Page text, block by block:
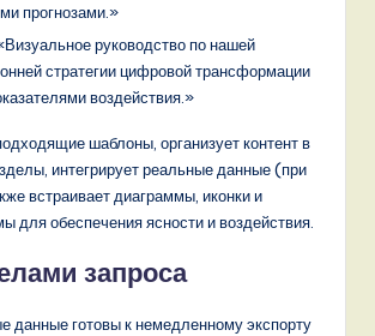
прогнозами.»
руководство по нашей
стратегии цифровой трансформации
воздействия.»
шаблоны, организует контент в
интегрирует реальные данные (при
встраивает диаграммы, иконки и
для обеспечения ясности и воздействия.
запроса
данные готовы к немедленному экспорту